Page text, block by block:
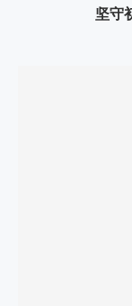
坚守